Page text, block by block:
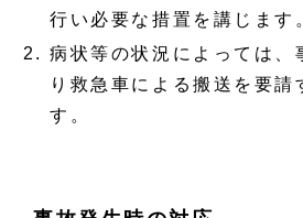
行い必要な措置を講じます
病状等の状況によっては、
り救急車による搬送を要請
す。